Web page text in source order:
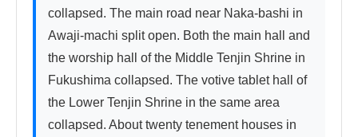
collapsed. The main road near Naka-bashi in
Awaji-machi split open. Both the main hall and
the worship hall of the Middle Tenjin Shrine in
Fukushima collapsed. The votive tablet hall of
the Lower Tenjin Shrine in the same area
collapsed. About twenty tenement houses in